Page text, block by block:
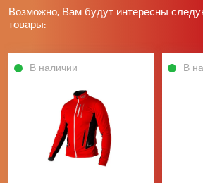
Возможно, Вам будут интересны
товары:
В наличии В